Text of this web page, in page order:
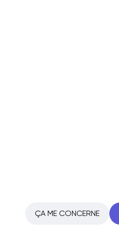
ÇA ME CONCERNE